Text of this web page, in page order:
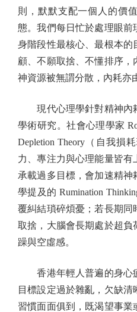
則，默默支配一個人的價
態。我們每日忙於處理眼前
身階段性最核心、最根本
顧、不願取捨、不懂排序
神資源被無謂分散，內耗亦
現代心理學針對精神內
學術研究。社會心理學家
Depletion Theory（自我損
力、專注力與心理能量皆
承載過多目標，會加速精
學提及的 Rumination
覆糾結瑣碎煩憂；若長期同
取捨，大腦會長期處於超
躁與空虛感。
香港年輕人普遍的身心
目標設定過於雜亂，欠缺清
習慣面面俱到，既渴望事